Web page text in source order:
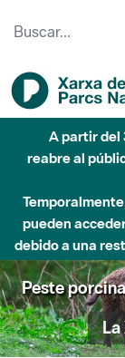
A partir del
reabre al
pueden
debido a una
Peste
La